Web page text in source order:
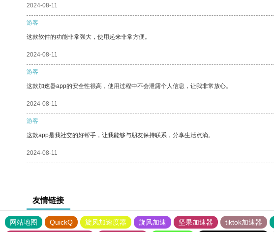
2024-08-11
游客
这款软件的功能非常强大，使用起来非常方便。
2024-08-11
游客
这款加速器app的安全性很高，使用过程中不会泄露个人信息，让我非常放心。
2024-08-11
游客
这款app是我社交的好帮手，让我能够与朋友保持联系，分享生活点滴。
2024-08-11
友情链接
网站地图 QuickQ 旋风加速度器 旋风加速 坚果加速器 tiktok加速器